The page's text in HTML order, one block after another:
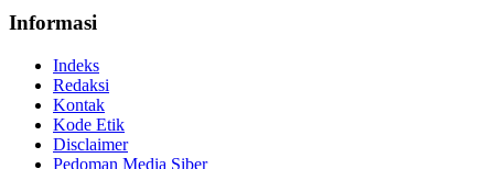
Informasi
Indeks
Redaksi
Kontak
Kode Etik
Disclaimer
Pedoman Media Siber